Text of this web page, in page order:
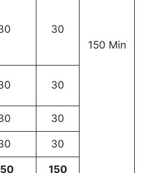
150 Min
30
30
30
30
150